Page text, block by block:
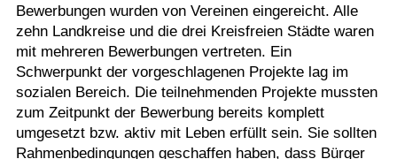
Bewerbungen wurden von Vereinen eingereicht. Alle
zehn Landkreise und die drei Kreisfreien Städte waren
mit mehreren Bewerbungen vertreten. Ein
Schwerpunkt der vorgeschlagenen Projekte lag im
sozialen Bereich. Die teilnehmenden Projekte mussten
zum Zeitpunkt der Bewerbung bereits komplett
umgesetzt bzw. aktiv mit Leben erfüllt sein. Sie sollten
Rahmenbedingungen geschaffen haben, dass Bürger